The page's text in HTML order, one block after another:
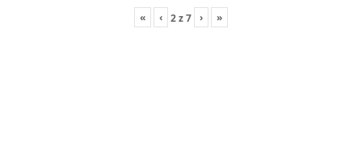
« ‹ 2z7 › »